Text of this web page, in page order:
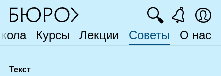
Курсы Лекции Советы О нас
🔍
Текст